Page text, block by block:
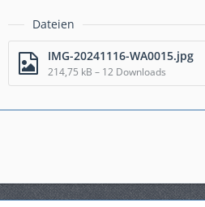
Dateien
IMG-20241116-WA0015.jpg
214,75 kB – 12 Downloads